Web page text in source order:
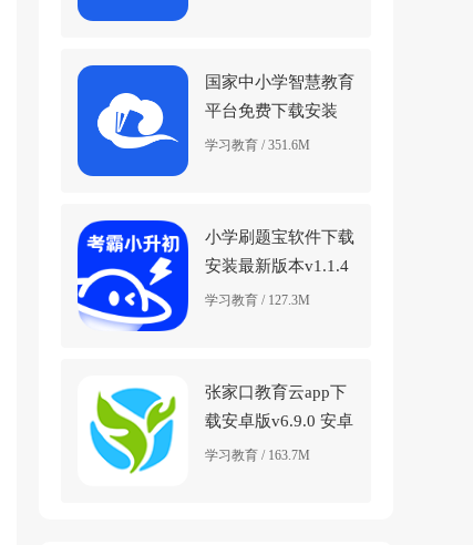
国家中小学智慧教育
平台免费下载安装
(智慧中小学)v7.1.3
学习教育 / 351.6M
小学刷题宝软件下载
安装最新版本v1.1.4
官方版
学习教育 / 127.3M
张家口教育云app下
载安卓版v6.9.0 安卓
版
学习教育 / 163.7M